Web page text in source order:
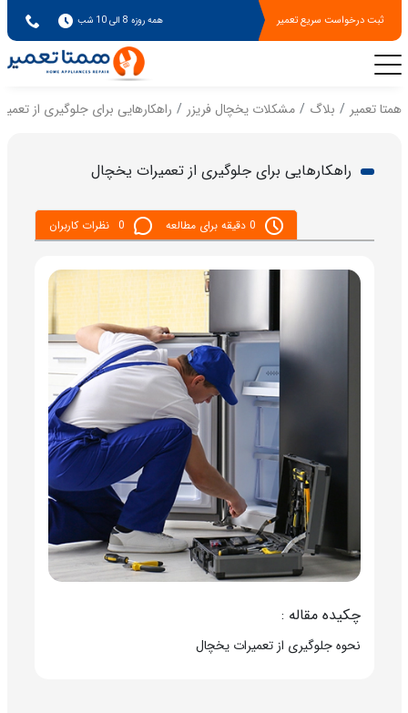
ثبت درخواست سریع تعمیر همه روزه 8 الی 10 شب
همتا تعمیر بلاگ مشکلات یخچال فریزر راهکارهایی برای جلوگیری از
راهکارهایی برای جلوگیری از تعمیرات یخچال
0 دقیقه برای مطالعه 0 نظرات کاربران
چکیده مقاله :
نحوه جلوگیری از تعمیرات یخچال